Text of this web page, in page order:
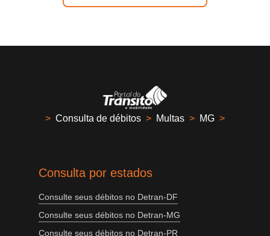
> Consulta de débitos > Multas > MG >
Consulta por estados
Consulte seus débitos no Detran-DF
Consulte seus débitos no Detran-MG
Consulte seus débitos no Detran-PR